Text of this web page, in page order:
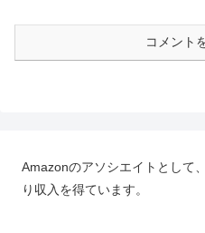
コメント
Amazonのアソシエイトとして
り収入を得ています。